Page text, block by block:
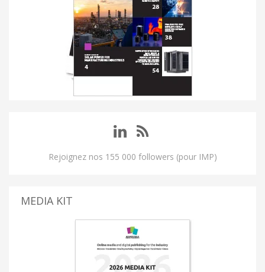
Rejoignez nos 155 000 followers (pour IMP)
MEDIA KIT